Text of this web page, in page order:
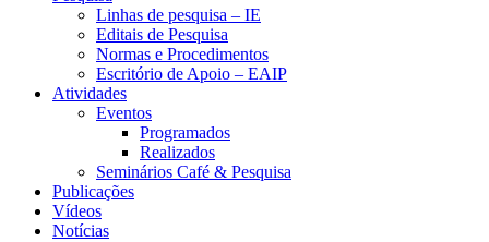
Linhas de pesquisa – IE
Editais de Pesquisa
Normas e Procedimentos
Escritório de Apoio – EAIP
Atividades
Eventos
Programados
Realizados
Seminários Café & Pesquisa
Publicações
Vídeos
Notícias